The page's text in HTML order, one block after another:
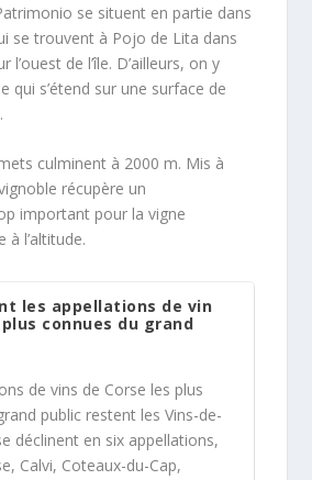
se situent en partie dans
se trouvent à Pojo de Lita dans
l’ouest de l’île. D’ailleurs, on y
qui s’étend sur une surface de
culminent à 2000 m. Mis à
récupère un
important pour la vigne
l’altitude.
les appellations de vin
connues du grand
de vins de Corse les plus
public restent les Vins-de-
déclinent en six appellations,
Calvi, Coteaux-du-Cap,